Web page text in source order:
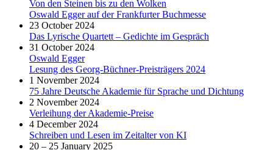
Von den Steinen bis zu den Wolken
Oswald Egger auf der Frankfurter Buchmesse
23 October 2024
Das Lyrische Quartett – Gedichte im Gespräch
31 October 2024
Oswald Egger
Lesung des Georg-Büchner-Preisträgers 2024
1 November 2024
75 Jahre Deutsche Akademie für Sprache und Dichtung
2 November 2024
Verleihung der Akademie-Preise
4 December 2024
Schreiben und Lesen im Zeitalter von KI
20 – 25 January 2025